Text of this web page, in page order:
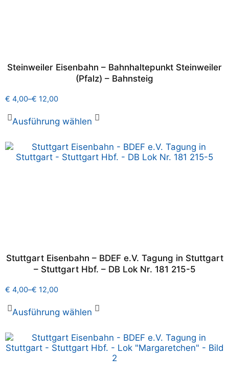
Steinweiler Eisenbahn – Bahnhaltepunkt Steinweiler
(Pfalz) – Bahnsteig
€ 4,00–€ 12,00
Ausführung wählen
Stuttgart Eisenbahn – BDEF e.V. Tagung in Stuttgart
– Stuttgart Hbf. – DB Lok Nr. 181 215-5
€ 4,00–€ 12,00
Ausführung wählen